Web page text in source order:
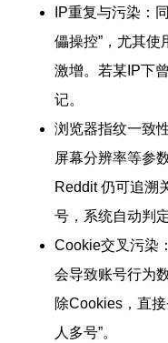
IP重复与污染：
儡操控”，尤其使
激增。若某IP下
记。
浏览器指纹一致
屏幕分辨率等参
Reddit 仍可追溯
号，系统自动判
Cookie交叉污染
会导致账号行为
除Cookies，直
人多号”。